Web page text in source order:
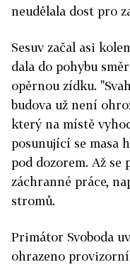
neudělala dost pro
Sesuv začal asi
dala do pohybu
opěrnou zídku.
budova už není
který na místě
posunující se masa
pod dozorem. Až se
záchranné práce,
stromů.
Primátor Svoboda
ohrazeno